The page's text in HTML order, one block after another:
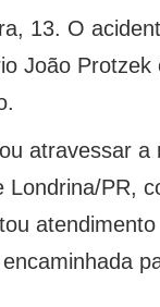
13. O
João Protzek
atravessar a
PR,